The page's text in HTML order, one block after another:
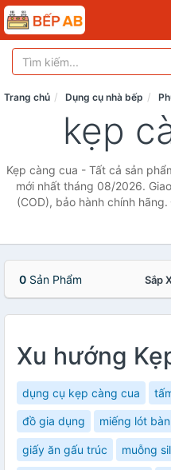
Trang chủ Dụng cụ nhà bếp
kẹp
Kẹp càng cua - Tất cả sản
mới nhất tháng 08/2026.
(COD), bảo hành chính
0 Sản Phẩm Sắp
Xu hướng
dụng cụ kẹp càng cua
đồ gia dụng miếng lót
giấy ăn gấu trúc muỗng